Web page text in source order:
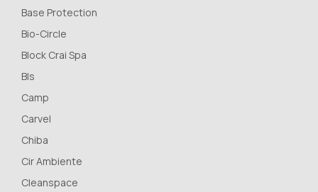
Base Protection
Bio-Circle
Block Crai Spa
Bls
Camp
Carvel
Chiba
Cir Ambiente
Cleanspace